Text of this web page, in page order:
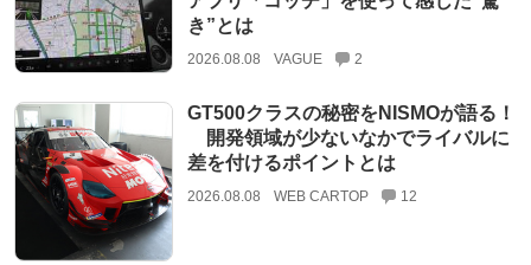
き”とは
2026.08.08 VAGUE 2
GT500クラスの秘密をNISMOが語る！
開発領域が少ないなかでライバルに
差を付けるポイントとは
2026.08.08 WEB CARTOP 12